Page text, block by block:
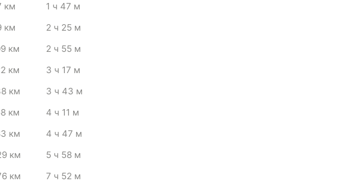
км 1 ч 47 м
км 2 ч 25 м
км 2 ч 55 м
км 3 ч 17 м
км 3 ч 43 м
км 4 ч 11 м
км 4 ч 47 м
км 5 ч 58 м
км 7 ч 52 м